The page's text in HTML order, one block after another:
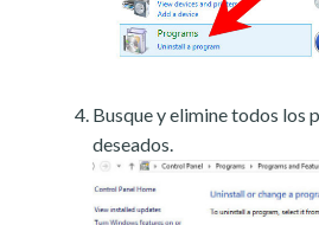
Busque y elimine todos los
deseados.